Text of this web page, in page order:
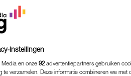
instellingen
Media en onze 92 advertentiepartners gebruiken
te verzamelen. Deze informatie combineren we met